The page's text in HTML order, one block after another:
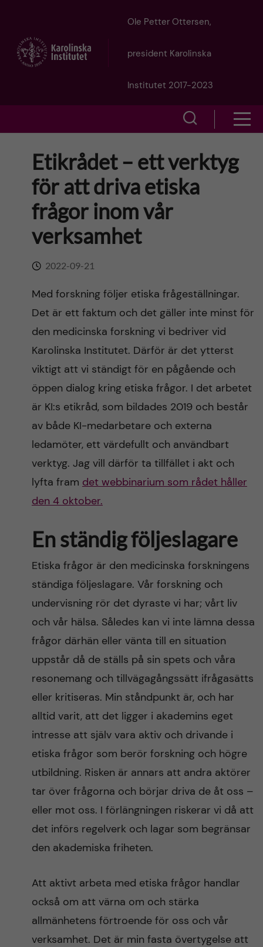
t
Ole Petter Ottersen,
president Karolinska
Institutet 2017-2023
o
w
c
h
i
e
l
d
o
n
u
Etikrådet – ett verktyg
för att driva etiska
frågor inom vår
verksamhet
2022-09-21
Med forskning följer etiska frågeställningar.
Det är ett faktum och det gäller inte minst för
den medicinska forskning vi bedriver vid
Karolinska Institutet. Därför är det ytterst
viktigt att vi ständigt för en pågående och
öppen dialog kring etiska frågor. I det arbetet
är KI:s etikråd, som bildades 2019 och består
av både KI-medarbetare och externa
ledamöter, ett värdefullt och användbart
verktyg. Jag vill därför ta tillfället i akt och
lyfta fram det webbinarium som rådet håller
den 4 oktober.
En ständig följeslagare
Etiska frågor är den medicinska forskningens
ständiga följeslagare. Vår forskning och
undervisning rör det dyraste vi har; vårt liv
och vår hälsa. Således kan vi inte lämna dessa
frågor därhän eller vänta till en situation
uppstår då de ställs på sin spets och våra
resonemang och tillvägagångssätt ifrågasätts
eller kritiseras. Min ståndpunkt är, och har
alltid varit, att det ligger i akademins eget
intresse att själv vara aktiv och drivande i
etiska frågor som berör forskning och högre
utbildning. Risken är annars att andra aktörer
tar över frågorna och börjar driva de åt oss –
eller mot oss. I förlängningen riskerar vi då att
det införs regelverk och lagar som begränsar
den akademiska friheten.
Att aktivt arbeta med etiska frågor handlar
också om att värna om och stärka
allmänhetens förtroende för oss och vår
verksamhet. Det är min fasta övertygelse att